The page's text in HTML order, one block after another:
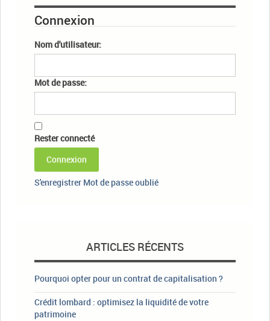
Connexion
Nom d'utilisateur:
Mot de passe:
Rester connecté
Connexion
S'enregistrer Mot de passe oublié
ARTICLES RÉCENTS
Pourquoi opter pour un contrat de capitalisation ?
Crédit lombard : optimisez la liquidité de votre
patrimoine